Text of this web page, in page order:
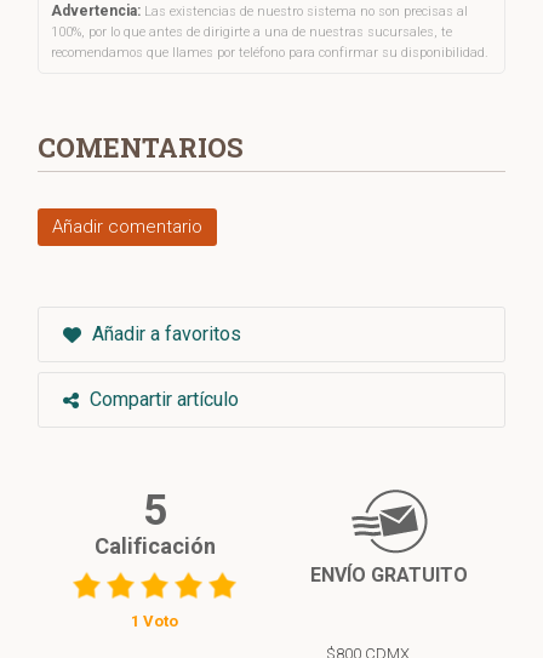
Advertencia: Las existencias de nuestro sistema no son precisas al
100%, por lo que antes de dirigirte a una de nuestras sucursales, te
recomendamos que llames por teléfono para confirmar su disponibilidad.
COMENTARIOS
Añadir comentario
Añadir a favoritos
Compartir artículo
5
Calificación
1 Voto
ENVÍO GRATUITO
$800 CDMX